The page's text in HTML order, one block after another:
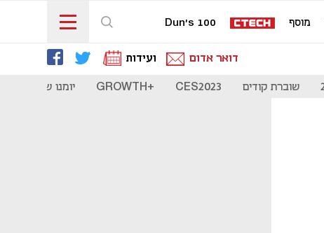
מוסף Dun's 100
דואר אדום ועידות
שוברת קודים CES2023
+GROWTH יומנו של